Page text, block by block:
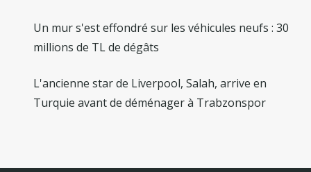
Un mur s'est effondré sur les véhicules neufs : 30
millions de TL de dégâts
L'ancienne star de Liverpool, Salah, arrive en
Turquie avant de déménager à Trabzonspor